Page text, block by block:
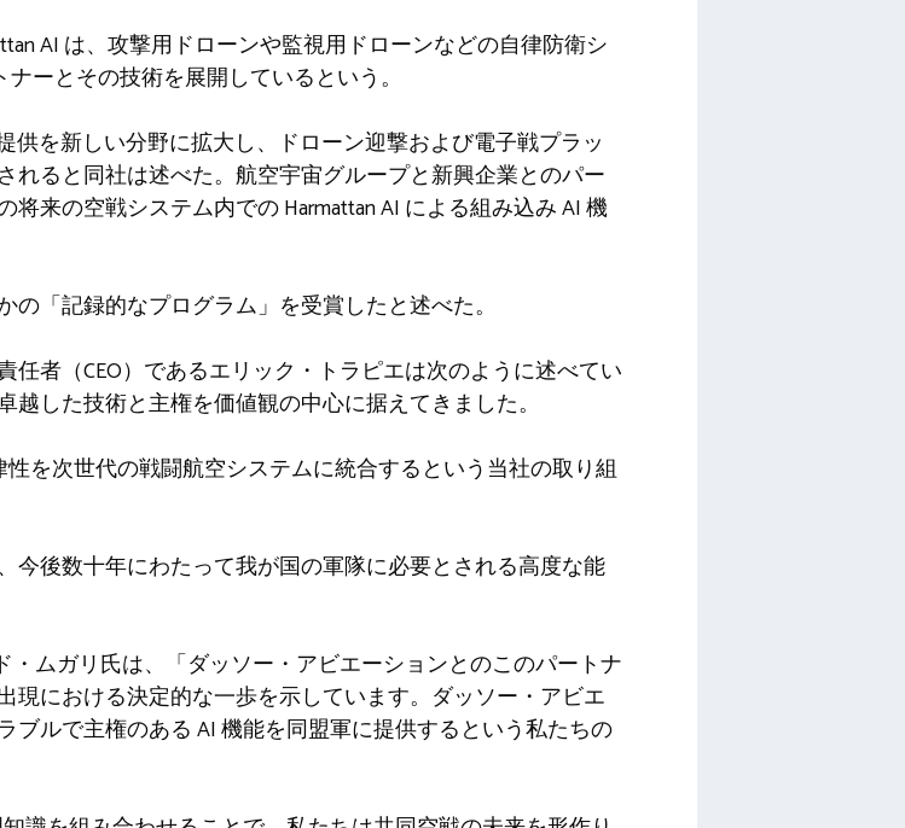
AI は、攻撃用ドローンや監視用ドローンなどの自律防衛シ
ーとその技術を展開しているという。
供を新しい分野に拡大し、ドローン迎撃および電子戦プラッ
れると同社は述べた。航空宇宙グループと新興企業とのパー
来の空戦システム内での Harmattan AI による組み込み AI 機
「記録的なプログラム」を受賞したと述べた。
者（CEO）であるエリック・トラピエは次のように述べてい
した技術と主権を価値観の中心に据えてきました。
性を次世代の戦闘航空システムに統合するという当社の取り組
今後数十年にわたって我が国の軍隊に必要とされる高度な能
・ムガリ氏は、「ダッソー・アビエーションとのこのパートナ
現における決定的な一歩を示しています。ダッソー・アビエ
ルで主権のある AI 機能を同盟軍に提供するという私たちの